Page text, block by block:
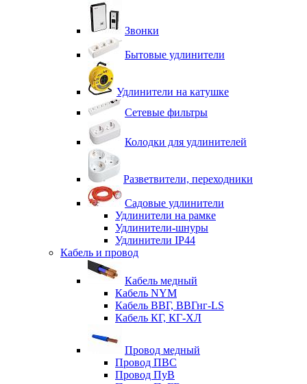
Звонки
Бытовые удлинители
Удлинители на катушке
Сетевые фильтры
Колодки для удлинителей
Разветвители, переходники
Садовые удлинители
Удлинители на рамке
Удлинители-шнуры
Удлинители IP44
Кабель и провод
Кабель медный
Кабель NYM
Кабель ВВГ, ВВГнг-LS
Кабель КГ, КГ-ХЛ
Провод медный
Провод ПВС
Провод ПуВ